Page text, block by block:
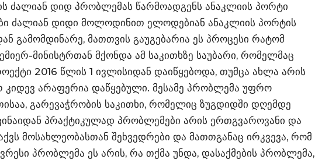
ძალიან დიდ პრობლემას წარმოადგენს ანაკლიის პორტი
ძალიან დიდი მოლოდინით ელოდებიან ანაკლიის პორტის
გამომდინარე, მათთვის გაუგებარია ეს პროცესი რატომ
მინისტრთან მქონდა ამ საკითხზე საუბარი, რომელმაც
2016 წლის 1 ივლისიდან დაიწყებოდა, თუმცა ახლა არის
კიდევ არაფერია დაწყებული. მესამე პრობლემა უფრო
გარევაჭრობის საკითხი, რომელიც ზუგდიდში დღემდე
პრაქტიკულად პრობლემები არის ერთგვაროვანი და
მოსახლეობასთან შეხვედრები და მათთგანაც ირკვევა, რომ
პრობლემა ეს არის, რა თქმა უნდა, დასაქმების პრობლემა,